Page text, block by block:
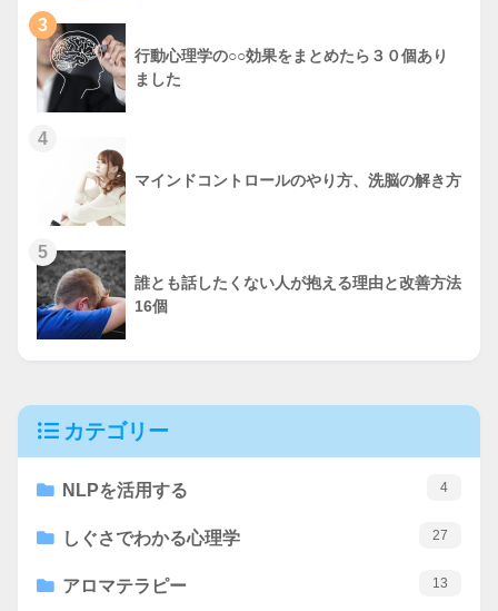
3
行動心理学の○○効果をまとめたら３０個あり
ました
4
マインドコントロールのやり方、洗脳の解き方
5
誰とも話したくない人が抱える理由と改善方法
16個
カテゴリー
NLPを活用する 4
しぐさでわかる心理学 27
アロマテラピー 13